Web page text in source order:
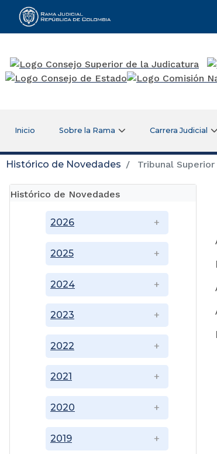
Rama Judicial
Inicio Sobre la Rama Carrera Judicial
Histórico de Novedades Tribunal
Histórico de Novedades
2019
2020
2021
2022
2023
2024
2025
2026